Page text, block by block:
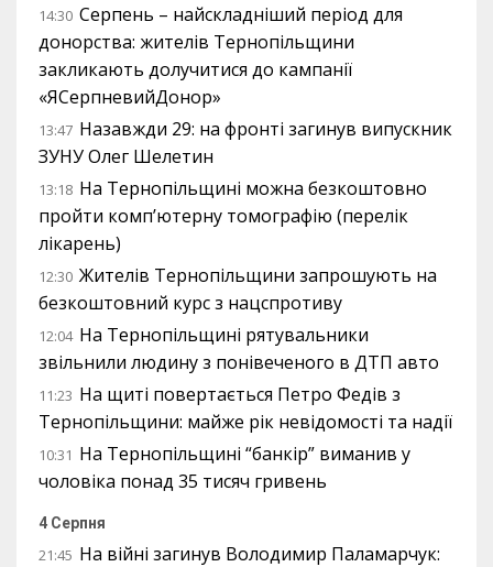
14:30 Серпень – найскладніший період для
донорства: жителів Тернопільщини
закликають долучитися до кампанії
«ЯСерпневийДонор»
13:47 Назавжди 29: на фронті загинув випускник
ЗУНУ Олег Шелетин
13:18 На Тернопільщині можна безкоштовно
пройти комп’ютерну томографію (перелік
лікарень)
12:30 Жителів Тернопільщини запрошують на
безкоштовний курс з нацспротиву
12:04 На Тернопільщині рятувальники
звільнили людину з понівеченого в ДТП авто
11:23 На щиті повертається Петро Федів з
Тернопільщини: майже рік невідомості та надії
10:31 На Тернопільщині “банкір” виманив у
чоловіка понад 35 тисяч гривень
4 Серпня
21:45 На війні загинув Володимир Паламарчук: